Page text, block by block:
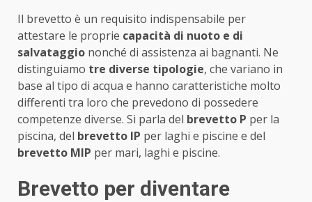
Il brevetto è un requisito indispensabile per
attestare le proprie capacità di nuoto e di
salvataggio nonché di assistenza ai bagnanti. Ne
distinguiamo tre diverse tipologie, che variano in
base al tipo di acqua e hanno caratteristiche molto
differenti tra loro che prevedono di possedere
competenze diverse. Si parla del brevetto P per la
piscina, del brevetto IP per laghi e piscine e del
brevetto MIP per mari, laghi e piscine.
Brevetto per diventare